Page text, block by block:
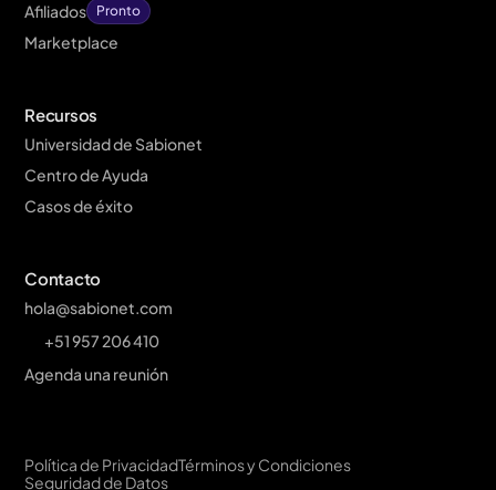
Afiliados
Pronto
Marketplace
Recursos
Universidad de Sabionet
Centro de Ayuda
Casos de éxito
Contacto
hola@sabionet.com
+51 957 206 410
Agenda una reunión
Política de PrivacidadTérminos y Condiciones
Seguridad de Datos